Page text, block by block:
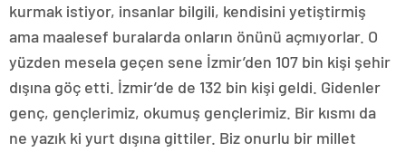
kurmak istiyor, insanlar bilgili, kendisini yetiştirmiş
ama maalesef buralarda onların önünü açmıyorlar. O
yüzden mesela geçen sene İzmir’den 107 bin kişi şehir
dışına göç etti. İzmir’de de 132 bin kişi geldi. Gidenler
genç, gençlerimiz, okumuş gençlerimiz. Bir kısmı da
ne yazık ki yurt dışına gittiler. Biz onurlu bir millet